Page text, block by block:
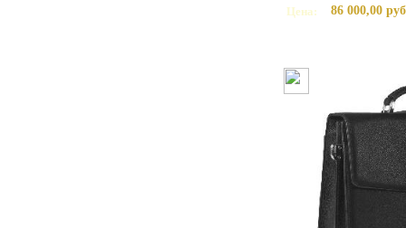
Цена:
86 000,00